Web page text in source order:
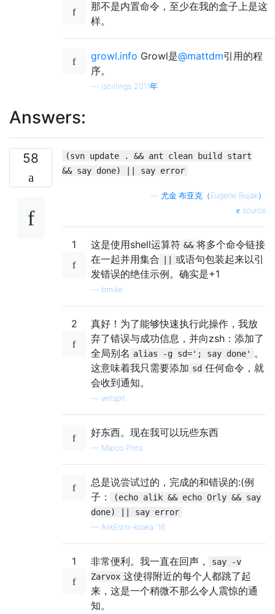
那不是内置命令，至少在我的盒子上是这
样。
growl.info Growl是@mattdm引用的程
序。
jsbillings 2011年
Answers:
58
(svn update . && ant clean build start
&& say done) || say error
尤金·布亚克（Eugene Bujak）
source
1 这是使用shell运算符 && 将多个命令链接
在一起并用集合 || 或语句包装起来以引
发错误的绝佳示例。确实是+1
bmike
2
真好！为了能够快速执行此操作，我放
弃了错误与成功信息，并向zsh：添加了
全局别名 alias -g sd='; say done'
。
这意味着我只需要添加 sd 任何命令，就
会收到通知。
wrtsprt
好东西。现在我可以玩些东西
— Marco Prins
总是说尝试过的，完成的和错误的:(例
子：
(echo alik && echo Orly && say
done) || say error
— AlikElzin-kilaka '16
1 非常便利。我一直在回声，
say -v
Zarvox 这使得附近的每个人都跳了起
来，这是一个稍微不那么令人震惊的通
知。